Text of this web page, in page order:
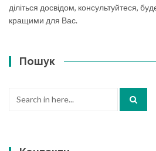
діліться досвідом, консультуйтеся,
кращими для Вас.
Пошук